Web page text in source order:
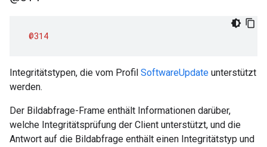
@314
Integritätstypen, die vom Profil SoftwareUpdate unterstützt
werden.
Der Bildabfrage-Frame enthält Informationen darüber,
welche Integritätsprüfung der Client unterstützt, und die
Antwort auf die Bildabfrage enthält einen Integritätstyp und